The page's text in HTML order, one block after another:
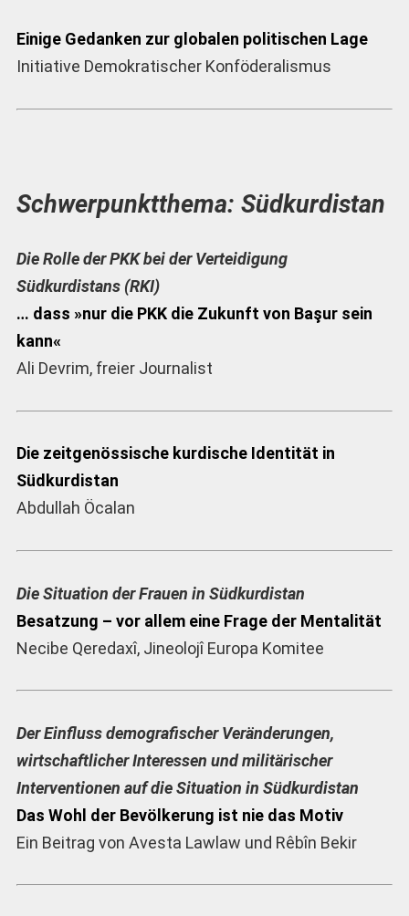
Einige Gedanken zur globalen politischen Lage
Initiative Demokratischer Konföderalismus
Schwerpunktthema: Südkurdistan
Die Rolle der PKK bei der Verteidigung
Südkurdistans (RKI)
… dass »nur die PKK die Zukunft von Başur sein
kann«
Ali Devrim, freier Journalist
Die zeitgenössische kurdische Identität in
Südkurdistan
Abdullah Öcalan
Die Situation der Frauen in Südkurdistan
Besatzung – vor allem eine Frage der Mentalität
Necibe Qeredaxî, Jineolojî Europa Komitee
Der Einfluss demografischer Veränderungen,
wirtschaftlicher Interessen und militärischer
Interventionen auf die Situation in Südkurdistan
Das Wohl der Bevölkerung ist nie das Motiv
Ein Beitrag von Avesta Lawlaw und Rêbîn Bekir